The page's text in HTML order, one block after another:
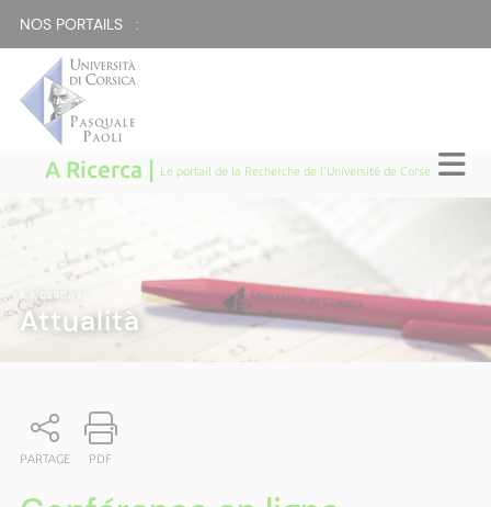
NOS PORTAILS :
A Ricerca | Le portail de la Recherche de l'Université de Corse
A RICERCA
Attualità
PARTAGE PDF